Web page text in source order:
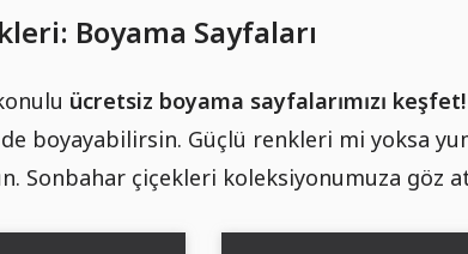
Boyama Sayfaları
ücretsiz boyama sayfalarımızı keşfet!
boyayabilirsin. Güçlü renkleri mi yoksa
Sonbahar çiçekleri koleksiyonumuza göz